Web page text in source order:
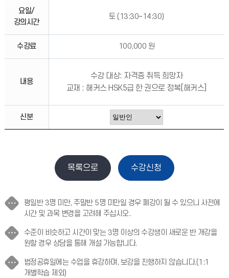
요일/
강의시간
토 (13:30~14:30)
수강료 100,000 원
내용
수강 대상: 자격증 취득 희망자
교재 : 해커스 HSK5급 한 권으로 정복[해커스]
신분
평일반 3명 미만, 주말반 5명 미만일 경우 폐강이 될 수 있으니 사전에
시간 및 과목 변경을 고려해 주십시오.
수준이 비슷하고 시간이 맞는 3명 이상의 수강생이 새로운 반 개강을
원할 경우 상담을 통해 개설 가능합니다.
법정공휴일에는 수업을 휴강하며, 보강을 진행하지 않습니다.(1:1
개별학습 제외)